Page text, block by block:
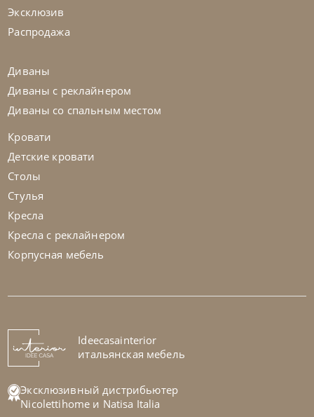
Стол обеденный Root
На заказ 45-90 дн
Эксклюзив
Распродажа
Диваны
Диваны с реклайнером
Диваны со спальным местом
Кровати
Детские кровати
Столы
Стулья
Кресла
Кресла с реклайнером
Корпусная мебель
Ideecasainterior
итальянская мебель
Эксклюзивный дистрибьютер
Nicolettihome и Natisa Italia